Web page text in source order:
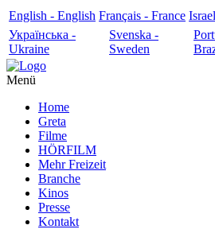
English - English Français - France
Українська -
Ukraine
Svenska -
Sweden
Menü
Home
Greta
Filme
HÖRFILM
Mehr Freizeit
Branche
Kinos
Presse
Kontakt